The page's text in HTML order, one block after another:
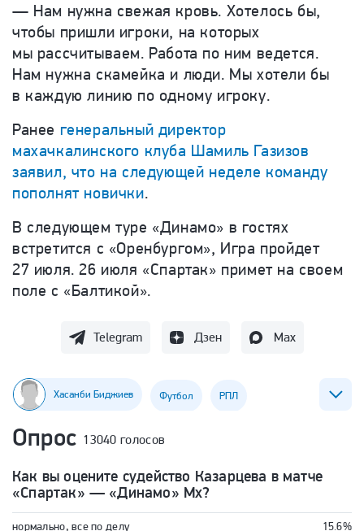
— Нам нужна свежая кровь. Хотелось бы,
чтобы пришли игроки, на которых
мы рассчитываем. Работа по ним ведется.
Нам нужна скамейка и люди. Мы хотели бы
в каждую линию по одному игроку.
Ранее генеральный директор
махачкалинского клуба Шамиль Газизов
заявил, что на следующей неделе команду
пополнят новички.
В следующем туре «Динамо» в гостях
встретится с «Оренбургом», Игра пройдет
27 июля. 26 июля «Спартак» примет на своем
поле с «Балтикой».
Telegram Дзен Max
Хасанби Биджиев Футбол РПЛ
ФК Динамо (Махачкала) ФК Спартак (Москва)
Опрос 13040 голосов
Как вы оцените судейство Казарцева в матче
«Спартак» — «Динамо» Мх?
нормально, все по делу 15.6%